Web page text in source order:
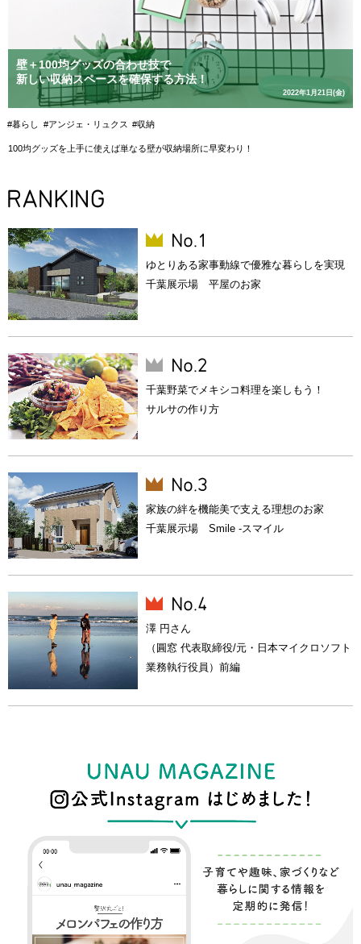
壁＋100均グッズの合わせ技で
新しい収納スペースを確保する方法！
2022年1月21日(金)
#暮らし #アンジェ・リュクス #収納
100均グッズを上手に使えば単なる壁が収納場所に早変わり！
ゆとりある家事動線で優雅な暮らしを実現
千葉展示場 平屋のお家
千葉野菜でメキシコ料理を楽しもう！
サルサの作り方
家族の絆を機能美で支える理想のお家
千葉展示場 Smile -スマイル
澤 円さん
（圓窓 代表取締役/元・日本マイクロソフト
業務執行役員）前編